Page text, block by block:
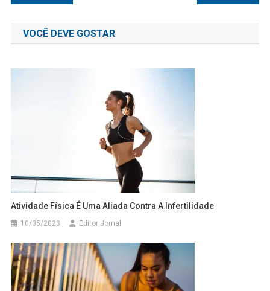
de
Post
VOCÊ DEVE GOSTAR
Atividade Física É Uma Aliada Contra A Infertilidade
10/05/2023 Editor Jornal